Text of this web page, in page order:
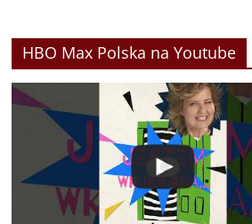
HBO Max Polska na Youtube